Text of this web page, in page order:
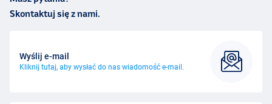
Skontaktuj się z nami.
Wyślij e-mail
Kliknij tutaj, aby wysłać do nas wiadomość e-mail.